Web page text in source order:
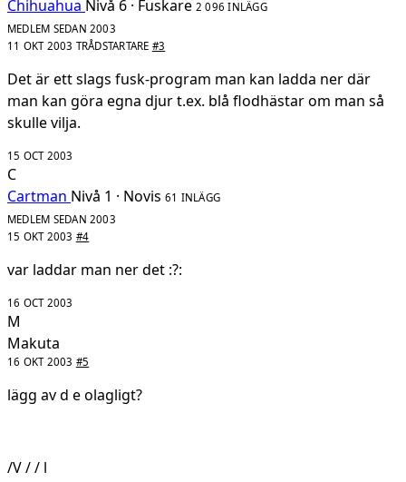
Chihuahua Nivå 6 · Fuskare 2 096 INLÄGG
MEDLEM SEDAN 2003
11 OKT 2003 TRÅDSTARTARE #3
Det är ett slags fusk-program man kan ladda ner där
man kan göra egna djur t.ex. blå flodhästar om man så
skulle vilja.
15 OCT 2003
C
Cartman Nivå 1 · Novis 61 INLÄGG
MEDLEM SEDAN 2003
15 OKT 2003 #4
var laddar man ner det :?:
16 OCT 2003
M
Makuta
16 OKT 2003 #5
lägg av d e olagligt?
/V / / l